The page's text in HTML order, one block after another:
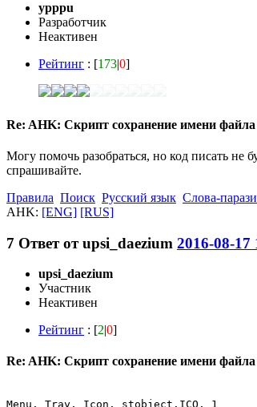
ypppu
Разработчик
Неактивен
Рейтинг : [173|0]
Re: AHK: Скрипт сохранение имени файла
Могу помочь разобраться, но код писать не
спрашивайте.
Правила Поиск Русский язык Слова-
AHK: [ENG] [RUS]
7 Ответ отupsi_daezium 2016-08-17
upsi_daezium
Участник
Неактивен
Рейтинг : [2|0]
Re: AHK: Скрипт сохранение имени файла
Menu, Tray, Icon, stobject.ICO, 1